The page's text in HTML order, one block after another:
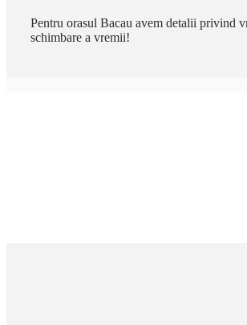
Pentru orasul Bacau avem detalii privind
schimbare a vremii!